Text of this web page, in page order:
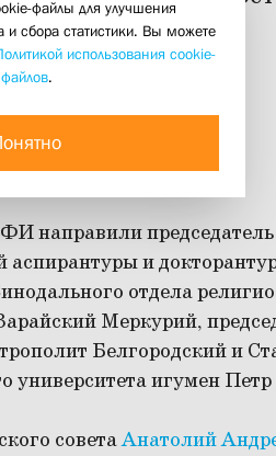
института
2013
направили
и
отдела
Меркурий,
Белгородский и
университета игумен
советаАнатолий
файлы для улучшения
и сбора статистики. Вы можете
использования cookie-
файлов.